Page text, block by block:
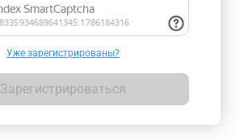
Уже зарегистрированы?
Зарегистрироваться